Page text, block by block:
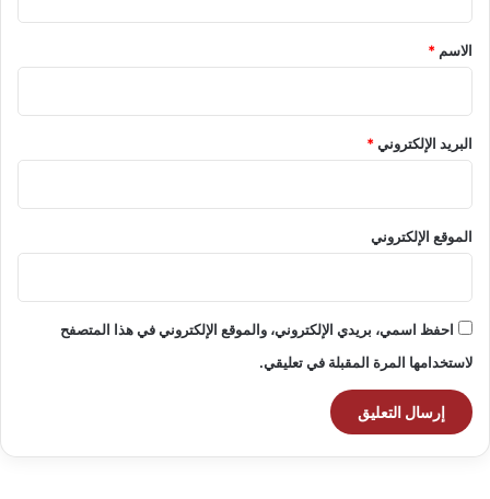
*
الاسم *
البريد الإلكتروني*
الموقع الإلكتروني
احفظ اسمي، بريدي الإلكتروني، والموقع الإلكتروني في هذا المتصفح
لاستخدامها المرة المقبلة في تعليقي.